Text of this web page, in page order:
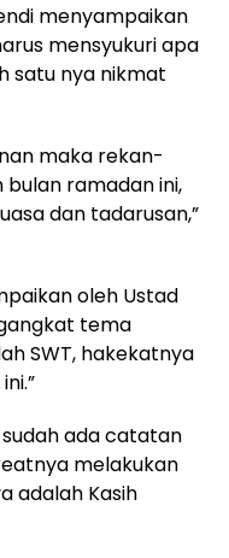
menyampaikan
mensyukuri apa
satu nya nikmat
maka rekan-
ramadan ini,
dan tadarusan,”
oleh Ustad
tema
SWT, hakekatnya
sudah ada catatan
melakukan
adalah Kasih